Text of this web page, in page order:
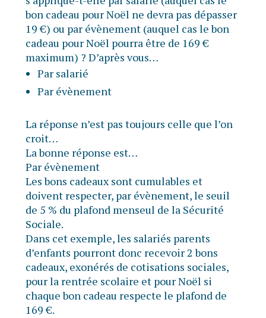
bon cadeau pour Noël ne devra pas dépasser
19 €) ou par évènement (auquel cas le bon
cadeau pour Noël pourra être de 169 €
maximum) ? D’après vous…
Par salarié
Par évènement
La réponse n’est pas toujours celle que l’on
croit…
La bonne réponse est…
Par évènement
Les bons cadeaux sont cumulables et
doivent respecter, par évènement, le seuil
de 5 % du plafond menseul de la Sécurité
Sociale.
Dans cet exemple, les salariés parents
d’enfants pourront donc recevoir 2 bons
cadeaux, exonérés de cotisations sociales,
pour la rentrée scolaire et pour Noël si
chaque bon cadeau respecte le plafond de
169 €.